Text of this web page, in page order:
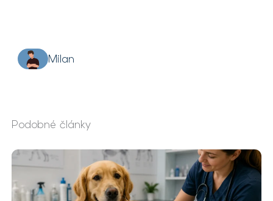
Milan
Podobné články